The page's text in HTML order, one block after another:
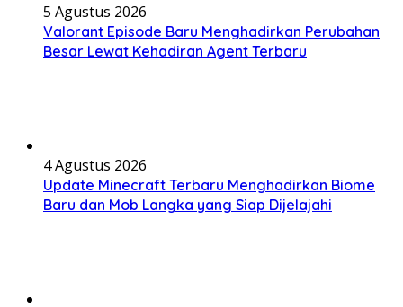
5 Agustus 2026
Valorant Episode Baru Menghadirkan Perubahan
Besar Lewat Kehadiran Agent Terbaru
4 Agustus 2026
Update Minecraft Terbaru Menghadirkan Biome
Baru dan Mob Langka yang Siap Dijelajahi